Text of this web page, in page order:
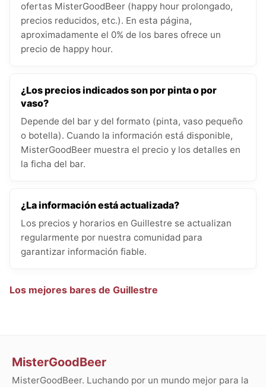
ofertas MisterGoodBeer (happy hour prolongado,
precios reducidos, etc.). En esta página,
aproximadamente el 0% de los bares ofrece un
precio de happy hour.
¿Los precios indicados son por pinta o por
vaso?
Depende del bar y del formato (pinta, vaso pequeño
o botella). Cuando la información está disponible,
MisterGoodBeer muestra el precio y los detalles en
la ficha del bar.
¿La información está actualizada?
Los precios y horarios en Guillestre se actualizan
regularmente por nuestra comunidad para
garantizar información fiable.
Los mejores bares de Guillestre
MisterGoodBeer
MisterGoodBeer. Luchando por un mundo mejor para la